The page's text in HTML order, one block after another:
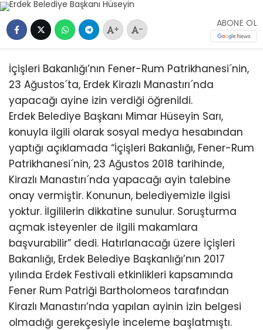
+ -
ABONE OL
İçişleri Bakanlığı’nın Fener-Rum Patrikhanesi´nin,
23 Ağustos´ta, Erdek Kirazlı Manastırı´nda
yapacağı ayine izin verdiği öğrenildi.
Erdek Belediye Başkanı Mimar Hüseyin Sarı,
konuyla ilgili olarak sosyal medya hesabından
yaptığı açıklamada “İçişleri Bakanlığı, Fener-Rum
Patrikhanesi´nin, 23 Ağustos 2018 tarihinde,
Kirazlı Manastırı´nda yapacağı ayin talebine
onay vermiştir. Konunun, belediyemizle ilgisi
yoktur. İlgililerin dikkatine sunulur. Soruşturma
açmak isteyenler de ilgili makamlara
başvurabilir” dedi. Hatırlanacağı üzere İçişleri
Bakanlığı, Erdek Belediye Başkanlığı’nın 2017
yılında Erdek Festivali etkinlikleri kapsamında
Fener Rum Patriği Bartholomeos tarafından
Kirazlı Manastırı’nda yapılan ayinin izin belgesi
olmadığı gerekçesiyle inceleme başlatmıştı.